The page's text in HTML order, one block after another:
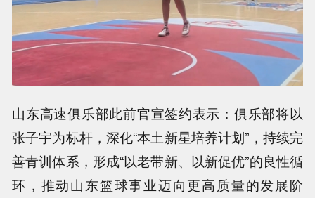
山东高速俱乐部此前官宣签约表示：俱乐部将以
张子宇为标杆，深化“本土新星培养计划”，持续完
善青训体系，形成“以老带新、以新促优”的良性循
环，推动山东篮球事业迈向更高质量的发展阶